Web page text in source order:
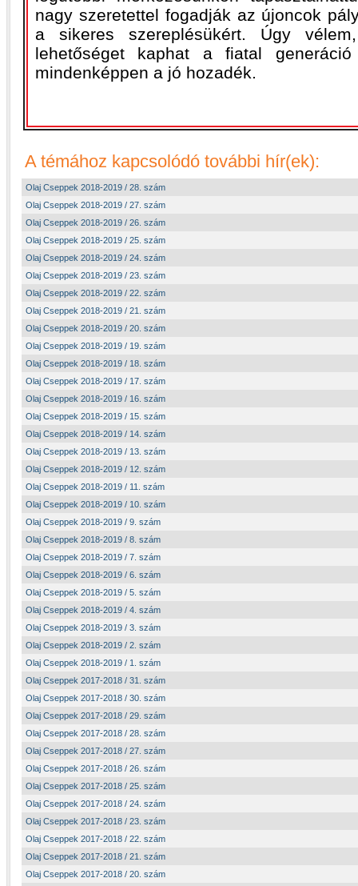
nagy szeretettel fogadják az újoncok
a sikeres szereplésükért. Úgy
lehetőséget kaphat a fiatal
mindenképpen a jó hozadék.
A témához kapcsolódó további hír(ek):
Olaj Cseppek 2018-2019 / 28. szám
Olaj Cseppek 2018-2019 / 27. szám
Olaj Cseppek 2018-2019 / 26. szám
Olaj Cseppek 2018-2019 / 25. szám
Olaj Cseppek 2018-2019 / 24. szám
Olaj Cseppek 2018-2019 / 23. szám
Olaj Cseppek 2018-2019 / 22. szám
Olaj Cseppek 2018-2019 / 21. szám
Olaj Cseppek 2018-2019 / 20. szám
Olaj Cseppek 2018-2019 / 19. szám
Olaj Cseppek 2018-2019 / 18. szám
Olaj Cseppek 2018-2019 / 17. szám
Olaj Cseppek 2018-2019 / 16. szám
Olaj Cseppek 2018-2019 / 15. szám
Olaj Cseppek 2018-2019 / 14. szám
Olaj Cseppek 2018-2019 / 13. szám
Olaj Cseppek 2018-2019 / 12. szám
Olaj Cseppek 2018-2019 / 11. szám
Olaj Cseppek 2018-2019 / 10. szám
Olaj Cseppek 2018-2019 / 9. szám
Olaj Cseppek 2018-2019 / 8. szám
Olaj Cseppek 2018-2019 / 7. szám
Olaj Cseppek 2018-2019 / 6. szám
Olaj Cseppek 2018-2019 / 5. szám
Olaj Cseppek 2018-2019 / 4. szám
Olaj Cseppek 2018-2019 / 3. szám
Olaj Cseppek 2018-2019 / 2. szám
Olaj Cseppek 2018-2019 / 1. szám
Olaj Cseppek 2017-2018 / 31. szám
Olaj Cseppek 2017-2018 / 30. szám
Olaj Cseppek 2017-2018 / 29. szám
Olaj Cseppek 2017-2018 / 28. szám
Olaj Cseppek 2017-2018 / 27. szám
Olaj Cseppek 2017-2018 / 26. szám
Olaj Cseppek 2017-2018 / 25. szám
Olaj Cseppek 2017-2018 / 24. szám
Olaj Cseppek 2017-2018 / 23. szám
Olaj Cseppek 2017-2018 / 22. szám
Olaj Cseppek 2017-2018 / 21. szám
Olaj Cseppek 2017-2018 / 20. szám